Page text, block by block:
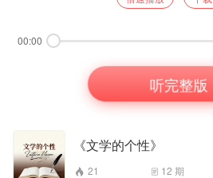
00:00
听完整版
《文学的个性》
21 12 期